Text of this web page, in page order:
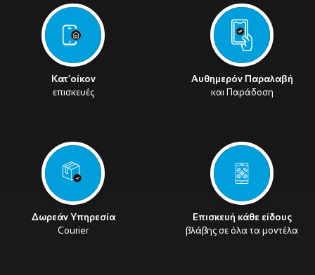
Κατ’οίκον
επισκευές
Αυθημερόν Παραλαβή
και Παράδοση
Δωρεάν Υπηρεσία
Courier
Επισκευή κάθε είδους
βλάβης σε όλα τα μοντέλα